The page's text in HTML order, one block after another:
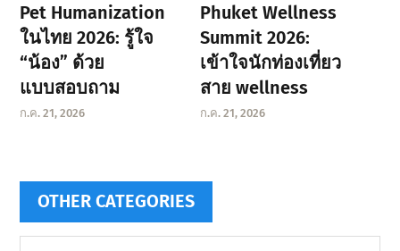
Pet Humanization
ในไทย 2026: รู้ใจ
“น้อง” ด้วย
แบบสอบถาม
ก.ค. 21, 2026
Phuket Wellness
Summit 2026:
เข้าใจนักท่องเที่ยว
สาย wellness
ก.ค. 21, 2026
OTHER CATEGORIES